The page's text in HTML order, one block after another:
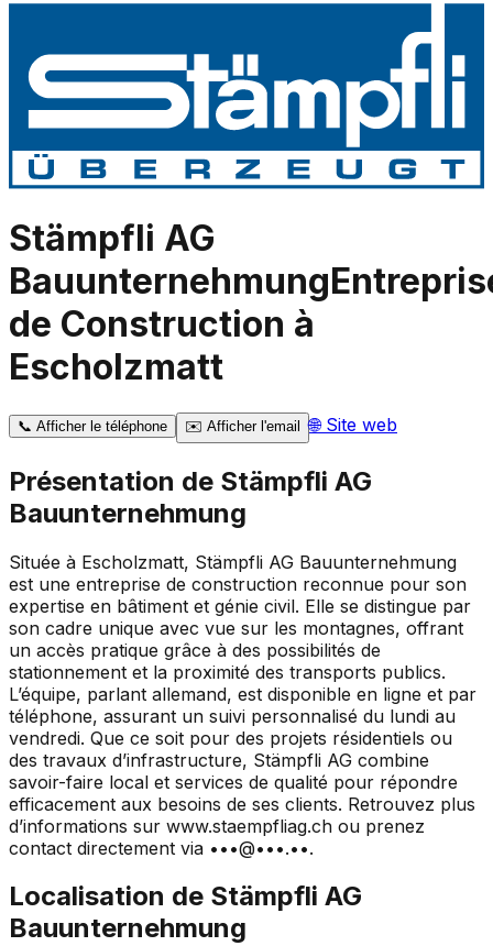
Stämpfli AG
Bauunternehmung
de Construction à
Escholzmatt
📞 Afficher le téléphone ✉️ Afficher l'email 🌐Site web
Présentation de Stämpfli AG
Bauunternehmung
Située à Escholzmatt, Stämpfli AG Bauunternehmung
est une entreprise de construction reconnue pour son
expertise en bâtiment et génie civil. Elle se distingue par
son cadre unique avec vue sur les montagnes, offrant
un accès pratique grâce à des possibilités de
stationnement et la proximité des transports publics.
L’équipe, parlant allemand, est disponible en ligne et par
téléphone, assurant un suivi personnalisé du lundi au
vendredi. Que ce soit pour des projets résidentiels ou
des travaux d’infrastructure, Stämpfli AG combine
savoir-faire local et services de qualité pour répondre
efficacement aux besoins de ses clients. Retrouvez plus
d’informations sur www.staempfliag.ch ou prenez
contact directement via •••@•••.••.
Localisation de Stämpfli AG
Bauunternehmung